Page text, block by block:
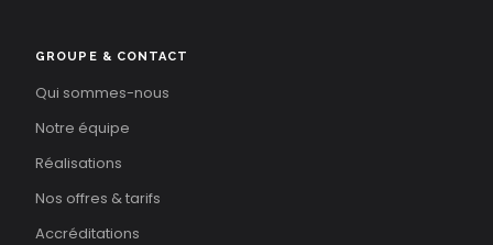
GROUPE & CONTACT
Qui sommes-nous
Notre équipe
Réalisations
Nos offres & tarifs
Accréditations